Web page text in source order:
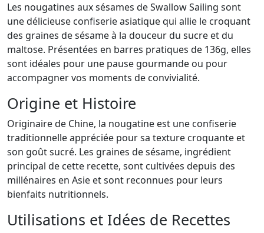
Les nougatines aux sésames de Swallow Sailing sont
une délicieuse confiserie asiatique qui allie le croquant
des graines de sésame à la douceur du sucre et du
maltose. Présentées en barres pratiques de 136g, elles
sont idéales pour une pause gourmande ou pour
accompagner vos moments de convivialité.
Origine et Histoire
Originaire de Chine, la nougatine est une confiserie
traditionnelle appréciée pour sa texture croquante et
son goût sucré. Les graines de sésame, ingrédient
principal de cette recette, sont cultivées depuis des
millénaires en Asie et sont reconnues pour leurs
bienfaits nutritionnels.
Utilisations et Idées de Recettes